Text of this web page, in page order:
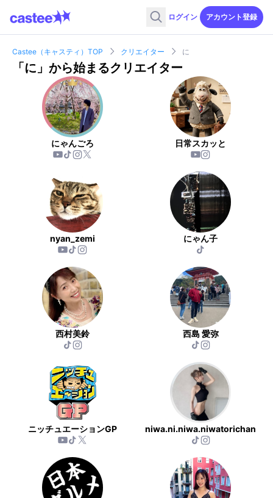
ログイン アカウント登録
Castee（キャスティ）TOP クリエイター に
「に 」から始まるクリエイター
にゃんごろ 日常スカッと
nyan_zemi にゃん子
西村美鈴 西島 愛弥
ニッチュエーションGP niwa.ni.niwa.niwatorichan